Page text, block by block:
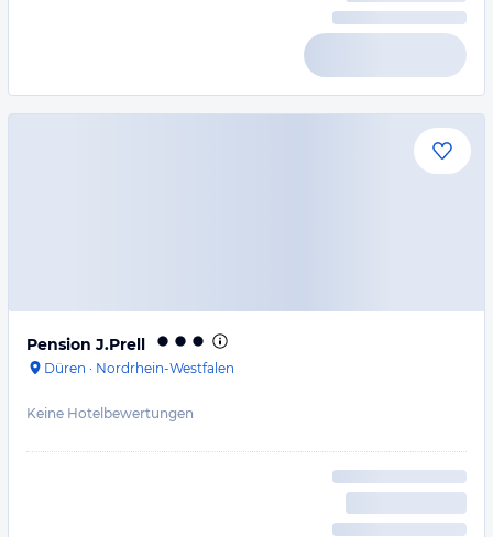
Pension J.Prell
Düren · Nordrhein-Westfalen
Keine Hotelbewertungen